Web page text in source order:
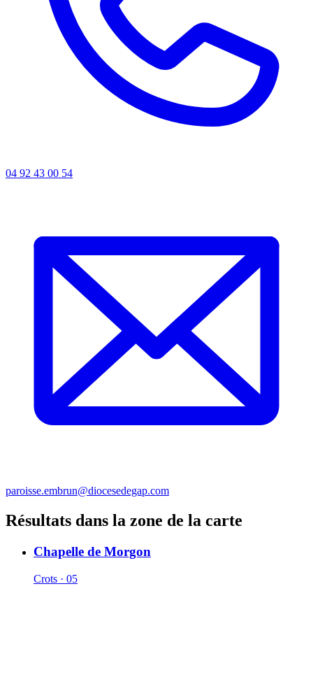
04 92 43 00 54
paroisse.embrun@diocesedegap.com
Résultats dans la zone de la carte
Chapelle de Morgon
Crots · 05